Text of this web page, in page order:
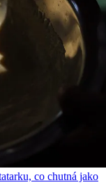
co chutná jako